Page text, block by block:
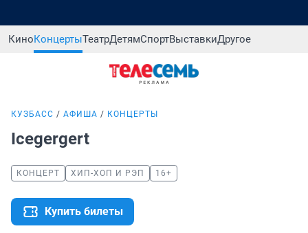
КиноКонцертыТеатрДетямСпортВыставкиДругое
КУЗБАСС АФИША КОНЦЕРТЫ
Icegergert
КОНЦЕРТ ХИП-ХОП И РЭП 16+
Купить билеты